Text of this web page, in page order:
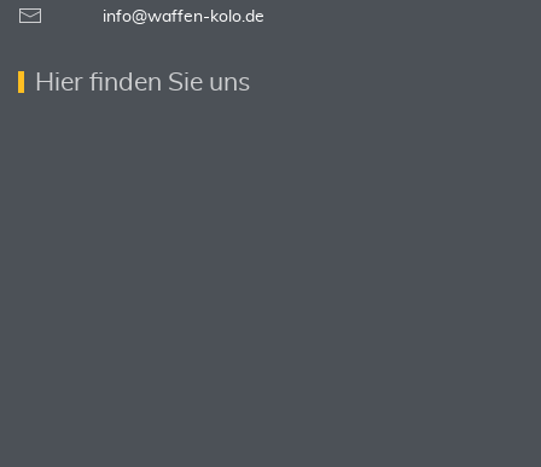
info@waffen-kolo.de
Hier finden Sie uns